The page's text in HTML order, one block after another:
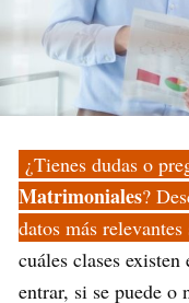
¿Tienes dudas o
Matrimoniales?
datos más
cuáles clases
entrar, si se puede o